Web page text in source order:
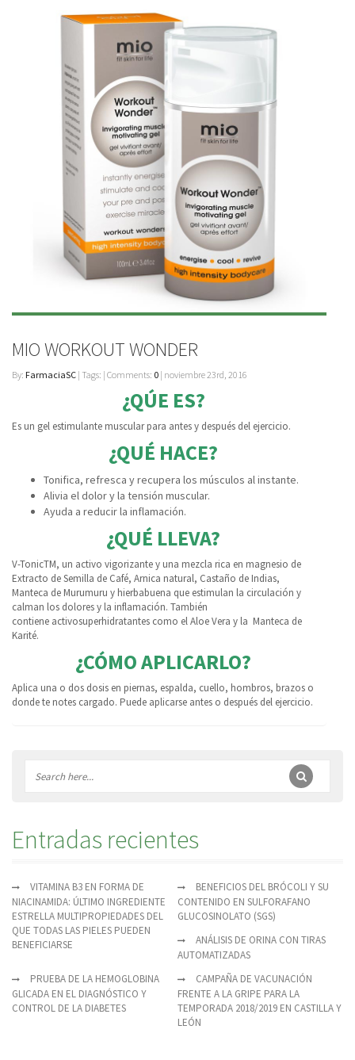
MIO WORKOUT WONDER
By: FarmaciaSC | Tags: | Comments: 0 | noviembre 23rd, 2016
¿QÚE ES?
Es un gel estimulante muscular para antes y después del ejercicio.
¿QUÉ HACE?
Tonifica, refresca y recupera los músculos al instante.
Alivia el dolor y la tensión muscular.
Ayuda a reducir la inflamación.
¿QUÉ LLEVA?
V-TonicTM, un activo vigorizante y una mezcla rica en magnesio de
Extracto de Semilla de Café, Arnica natural, Castaño de Indias,
Manteca de Murumuru y hierbabuena que estimulan la circulación y
calman los dolores y la inflamación. También
contiene activosuperhidratantes como el Aloe Vera y la Manteca de
Karité.
¿CÓMO APLICARLO?
Aplica una o dos dosis en piernas, espalda, cuello, hombros, brazos o
donde te notes cargado. Puede aplicarse antes o después del ejercicio.
Entradas recientes
VITAMINA B3 EN FORMA DE
NIACINAMIDA: ÚLTIMO INGREDIENTE
ESTRELLA MULTIPROPIEDADES DEL
QUE TODAS LAS PIELES PUEDEN
BENEFICIARSE
BENEFICIOS DEL BRÓCOLI Y SU
CONTENIDO EN SULFORAFANO
GLUCOSINOLATO (SGS)
ANÁLISIS DE ORINA CON TIRAS
AUTOMATIZADAS
PRUEBA DE LA HEMOGLOBINA
GLICADA EN EL DIAGNÓSTICO Y
CONTROL DE LA DIABETES
CAMPAÑA DE VACUNACIÓN
FRENTE A LA GRIPE PARA LA
TEMPORADA 2018/2019 EN CASTILLA Y
LEÓN